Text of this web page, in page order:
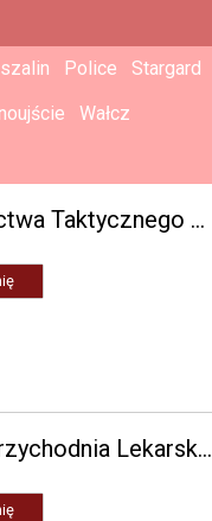
Police
Stargard
Wałcz
Ambulatorium 21 Bazy Lotnictwa Taktycznego w Świdwinie
Wojskowa Specjalistyczna Przychodnia Lekarska SPZOZ